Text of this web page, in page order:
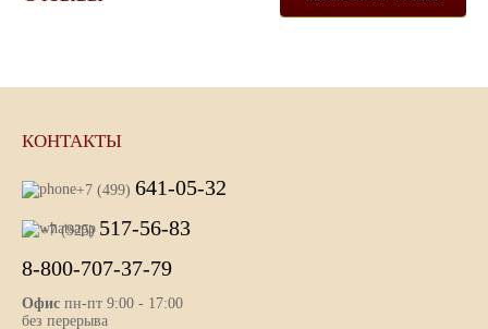
КОНТАКТЫ
+7 (499) 641-05-32
+7 (925) 517-56-83
8-800-707-37-79
Офис пн-пт 9:00 - 17:00
без перерыва